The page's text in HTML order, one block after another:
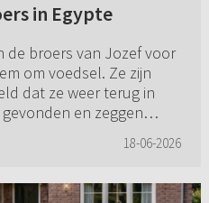
in Egypte
de broers van Jozef voor
om voedsel. Ze zijn
dat ze weer terug in
en zeggen
18-06-2026